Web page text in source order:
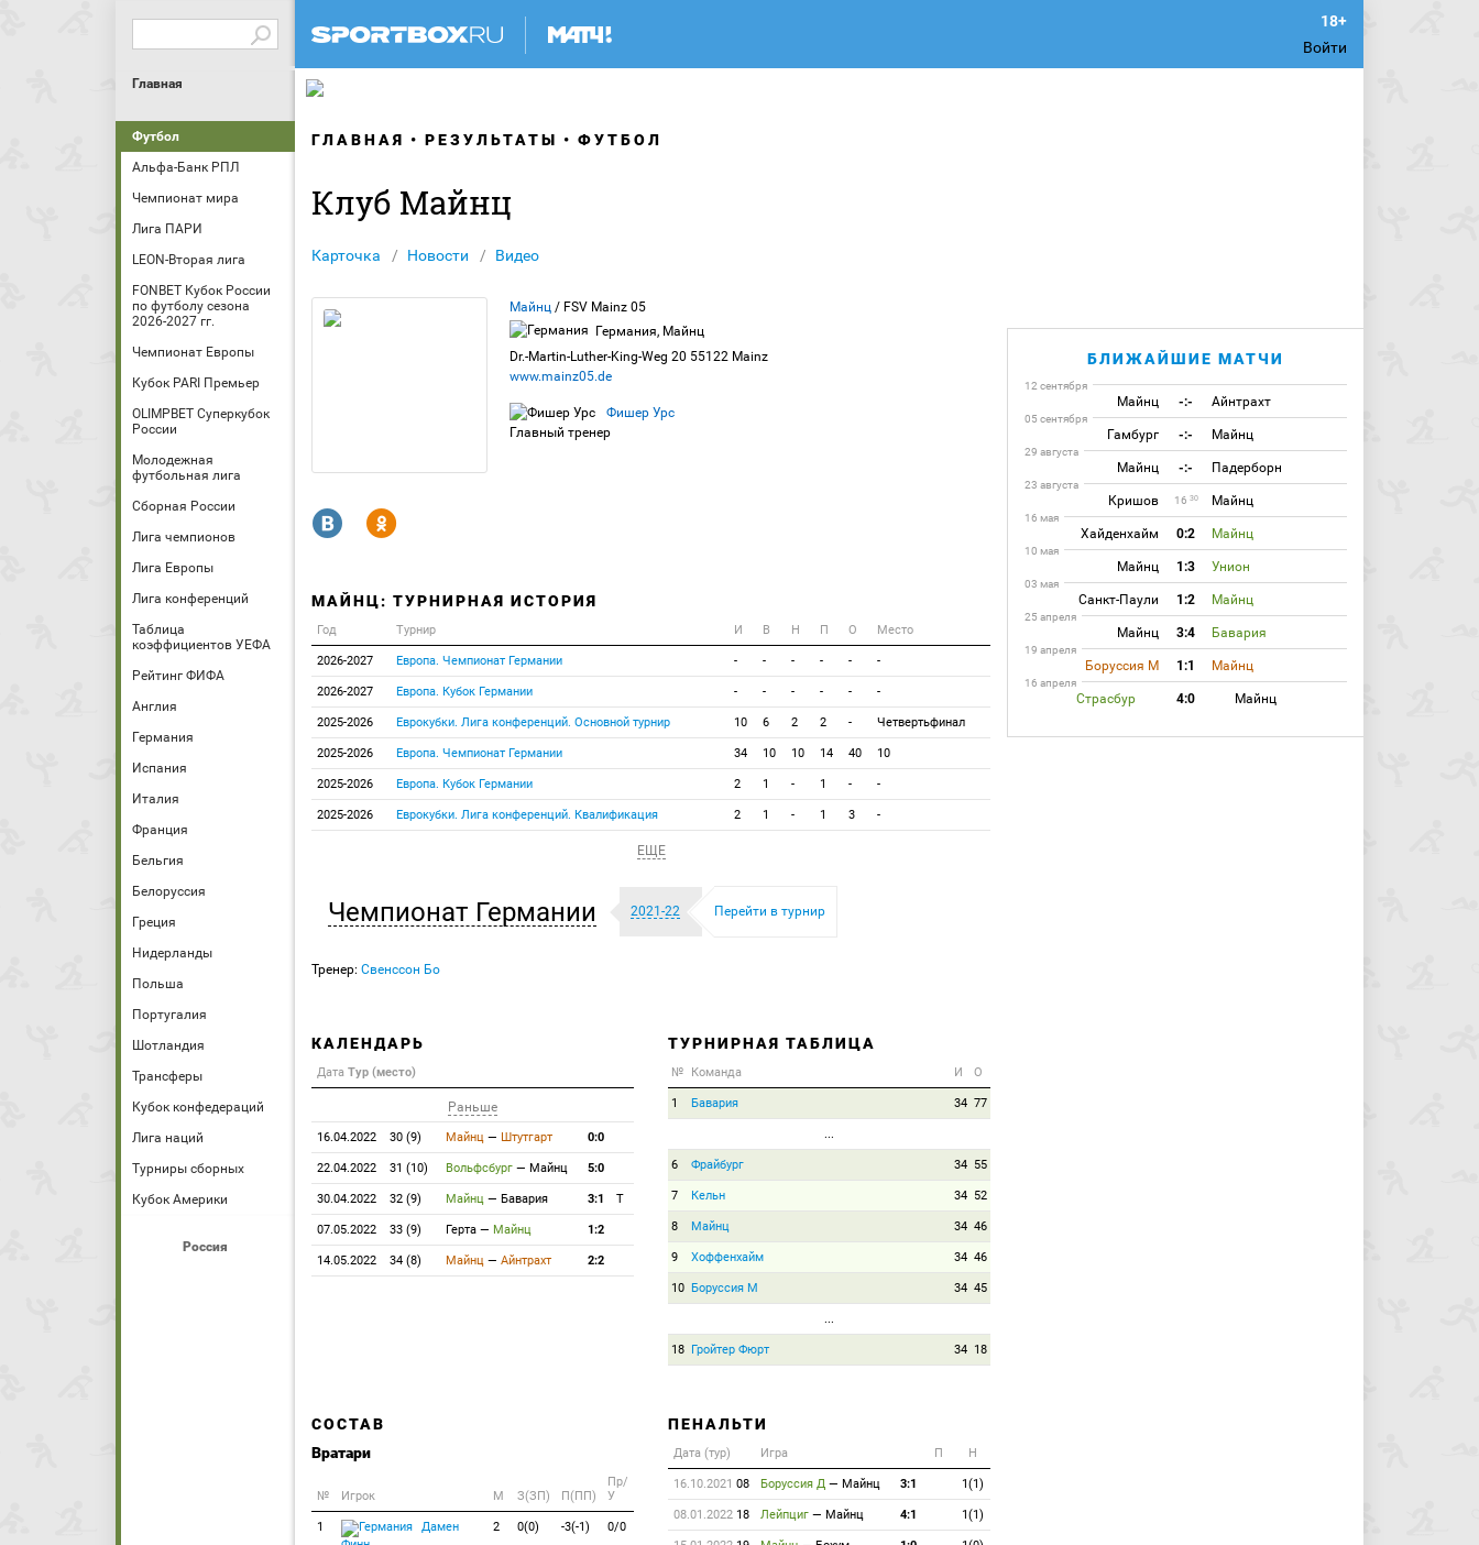
Войти
Главная
Футбол
Альфа-Банк РПЛ
Чемпионат мира
Лига ПАРИ
LEON-Вторая лига
FONBET Кубок России
по футболу сезона
2026-2027 гг.
Чемпионат Европы
Кубок PARI Премьер
OLIMPBET Суперкубок
России
Молодежная
футбольная лига
Сборная России
Лига чемпионов
Лига Европы
Лига конференций
Таблица
коэффициентов УЕФА
Рейтинг ФИФА
Англия
Германия
Испания
Италия
Франция
Бельгия
Белоруссия
Греция
Нидерланды
Польша
Португалия
Шотландия
Трансферы
Кубок конфедераций
Лига наций
Турниры сборных
Кубок Америки
Россия
ГЛАВНАЯ РЕЗУЛЬТАТЫ ФУТБОЛ
Клуб Майнц
Карточка Новости Видео
Майнц / FSV Mainz 05
Германия, Майнц
Dr.-Martin-Luther-King-Weg 20 55122 Mainz
www.mainz05.de
Фишер Урс
Главный тренер
R Y
МАЙНЦ: ТУРНИРНАЯ ИСТОРИЯ
Год Турнир И В Н П О Место
2026-2027 Европа. Чемпионат Германии - - - - - -
2026-2027 Европа. Кубок Германии - - - - - -
2025-2026 Еврокубки. Лига конференций. Основной турнир 10 6 2 2 - Четвертьфинал
2025-2026 Европа. Чемпионат Германии 34 10 10 14 40 10
2025-2026 Европа. Кубок Германии 2 1 - 1 - -
2025-2026 Еврокубки. Лига конференций. Квалификация 2 1 - 1 3 -
ЕЩЕ
Чемпионат Германии 2021-22 Перейти в турнир
Тренер: Свенссон Бо
КАЛЕНДАРЬ
Дата Тур (место)
Раньше
16.04.2022 30 (9) Майнц — Штутгарт 0:0
22.04.2022 31 (10) Вольфсбург — Майнц 5:0
30.04.2022 32 (9) Майнц — Бавария 3:1 T
07.05.2022 33 (9) Герта — Майнц 1:2
14.05.2022 34 (8) Майнц — Айнтрахт 2:2
ТУРНИРНАЯ ТАБЛИЦА
№ Команда И О
1 Бавария 34 77
...
6 Фрайбург 34 55
7 Кельн 34 52
8 Майнц 34 46
9 Хоффенхайм 34 46
10 Боруссия М 34 45
...
18 Гройтер Фюрт 34 18
СОСТАВ
Вратари
№ Игрок M З(ЗП) П(ПП)
Пр/
У
1
Дамен
2 0(0) -3(-1) 0/0
ПЕНАЛЬТИ
Дата (тур) Игра П Н
16.10.2021 08 Боруссия Д — Майнц 3:1 1(1)
08.01.202218 Лейпциг — Майнц 4:1 1(1)
БЛИЖАЙШИЕ МАТЧИ
12 сентября
Майнц -:- Айнтрахт
05 сентября
Гамбург -:- Майнц
29 августа
Майнц -:- Падерборн
23 августа
Кришов 16 30 Майнц
16 мая
Хайденхайм 0:2 Майнц
10 мая
Майнц 1:3 Унион
03 мая
Санкт-Паули 1:2 Майнц
25 апреля
Майнц 3:4 Бавария
19 апреля
Боруссия М 1:1 Майнц
16 апреля
Страсбур 4:0 Майнц